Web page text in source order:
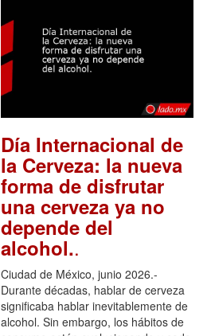
Día Internacional de
la Cerveza: la nueva
forma de disfrutar
una cerveza ya no
depende del
alcohol..
Ciudad de México, junio 2026.-
Durante décadas, hablar de cerveza
significaba hablar inevitablemente de
alcohol. Sin embargo, los hábitos de